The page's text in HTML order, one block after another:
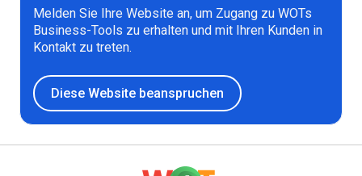
Melden Sie Ihre Website an, um Zugang zu WOTs
Business-Tools zu erhalten und mit Ihren Kunden in
Kontakt zu treten.
Diese Website beanspruchen